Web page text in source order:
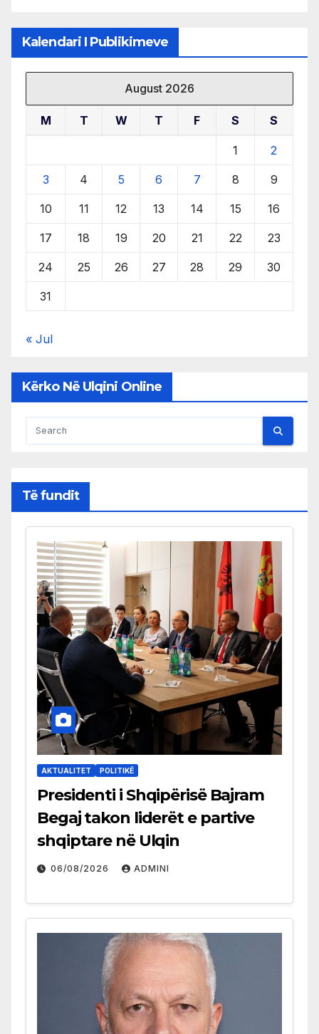
Kalendari I Publikimeve
August 2026
M T W T F S S
1 2
3 4 5 6 7 8 9
10 11 12 13 14 15 16
17 18 19 20 21 22 23
24 25 26 27 28 29 30
31
« Jul
Kërko Në Ulqini Online
Të fundit
AKTUALITET POLITIKË
Presidenti i Shqipërisë Bajram
Begaj takon liderët e partive
shqiptare në Ulqin
06/08/2026 ADMINI